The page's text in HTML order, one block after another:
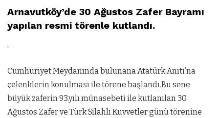
Arnavutköy’de 30 Ağustos Zafer Bayramı
yapılan resmi törenle kutlandı.
Cumhuriyet Meydanında bulunana Atatürk Anıtı’na
çelenklerin konulması ile törene başlandı.Bu sene
büyük zaferin 93.yılı münasebeti ile kutlanılan 30
Ağustos Zafer ve Türk Silahlı Kuvvetler günü törenine